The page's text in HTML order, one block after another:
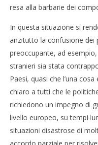
resa alla barbarie dei
In questa situazione si
anzitutto la confusione dei
preoccupante, ad
stranieri sia stata
Paesi, quasi che l’una
chiaro a tutti che le
richiedono un impegno di
livello europeo, su tempi
situazioni disastrose di